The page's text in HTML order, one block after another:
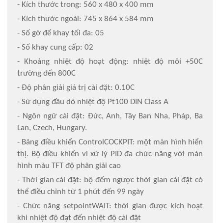
- Kích thước trong: 560 x 480 x 400 mm
- Kích thước ngoài: 745 x 864 x 584 mm
- Số gờ để khay tối đa: 05
- Số khay cung cấp: 02
- Khoảng nhiệt độ hoạt động: nhiệt độ môi +50C
trường đến 800C
- Độ phân giải giá trị cài đặt: 0.10C
- Sử dụng đầu dò nhiệt độ Pt100 DIN Class A
- Ngôn ngữ cài đặt: Đức, Anh, Tây Ban Nha, Pháp, Ba
Lan, Czech, Hungary.
- Bảng điều khiển ControlCOCKPIT: một màn hình hiển
thị. Bộ điều khiển vi xử lý PID đa chức năng với màn
hình màu TFT độ phân giải cao
- Thời gian cài đặt: bộ đếm ngược thời gian cài đặt có
thể điều chỉnh từ 1 phút đến 99 ngày
- Chức năng setpointWAIT: thời gian được kích hoạt
khi nhiệt độ đạt đến nhiệt độ cài đặt